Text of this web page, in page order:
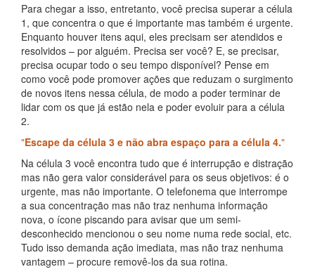
Para chegar a isso, entretanto, você precisa superar a célula
1, que concentra o que é importante mas também é urgente.
Enquanto houver itens aqui, eles precisam ser atendidos e
resolvidos – por alguém. Precisa ser você? E, se precisar,
precisa ocupar todo o seu tempo disponível? Pense em
como você pode promover ações que reduzam o surgimento
de novos itens nessa célula, de modo a poder terminar de
lidar com os que já estão nela e poder evoluir para a célula
2.
Escape da célula 3 e não abra espaço para a célula 4.
Na célula 3 você encontra tudo que é interrupção e distração
mas não gera valor considerável para os seus objetivos: é o
urgente, mas não importante. O telefonema que interrompe
a sua concentração mas não traz nenhuma informação
nova, o ícone piscando para avisar que um semi-
desconhecido mencionou o seu nome numa rede social, etc.
Tudo isso demanda ação imediata, mas não traz nenhuma
vantagem – procure removê-los da sua rotina.